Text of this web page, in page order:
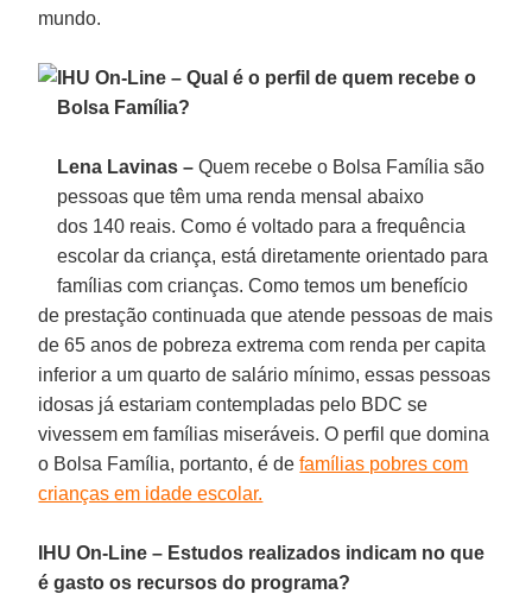
mundo.
IHU On-Line – Qual é o perfil de quem recebe o
Bolsa Família?
Lena Lavinas –Quem recebe o Bolsa Família são
pessoas que têm uma renda mensal abaixo
dos 140 reais. Como é voltado para a frequência
escolar da criança, está diretamente orientado para
famílias com crianças. Como temos um benefício
de prestação continuada que atende pessoas de mais
de 65 anos de pobreza extrema com renda per capita
inferior a um quarto de salário mínimo, essas pessoas
idosas já estariam contempladas pelo BDC se
vivessem em famílias miseráveis. O perfil que domina
o Bolsa Família, portanto, é defamílias pobres com
crianças em idade escolar.
IHU On-Line – Estudos realizados indicam no que
é gasto os recursos do programa?